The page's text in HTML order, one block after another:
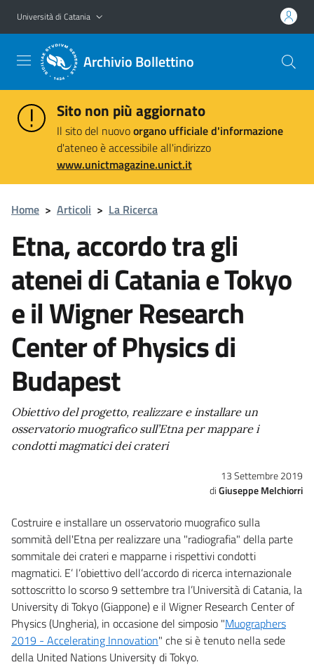
Vai al contenuto principale
Vai al menu di navigazione
Università di Catania
Archivio Bollettino
Sito non più aggiornato
Il sito del nuovoorgano ufficiale d'informazione
d'ateneo è accessibile all'indirizzo
www.unictmagazine.unict.it
Home > Articoli > La Ricerca
Etna, accordo tra gli
atenei di Catania e Tokyo
e il Wigner Research
Center of Physics di
Budapest
Obiettivo del progetto, realizzare e installare un
osservatorio muografico sull’Etna per mappare i
condotti magmatici dei crateri
13 Settembre 2019
Giuseppe Melchiorri
Costruire e installare un osservatorio muografico sulla
sommità dell'Etna per realizzare una "radiografia" della parte
sommitale dei crateri e mapparne i rispettivi condotti
magmatici. E’ l’obiettivo dell’accordo di ricerca internazionale
sottoscritto lo scorso 9 settembre tra l’Università di Catania, la
University di Tokyo (Giappone) e il Wigner Research Center of
Physics (Ungheria), in occasione del simposio "Muographers
2019 - Accelerating Innovation" che si è tenuto nella sede
della United Nations University di Tokyo.